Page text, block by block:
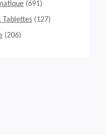
(691)
Tablettes (127)
(206)